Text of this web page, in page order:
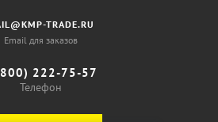
TRADE.RU
Email для заказов
222-75-57
Телефон